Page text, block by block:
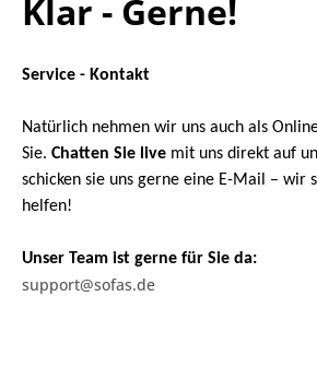
Klar - Gerne!
Service - Kontakt
Natürlich nehmen wir uns auch als
Sie. Chatten Sie live mit uns direkt auf
schicken sie uns gerne eine E-Mail – wir
helfen!
Unser Team ist gerne für Sie da:
support@sofas.de